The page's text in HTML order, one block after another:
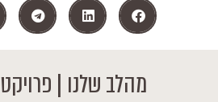
מהלב שלנו |